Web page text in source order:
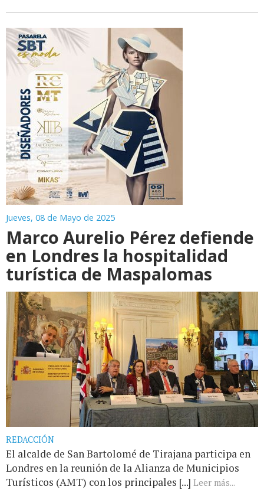
Jueves, 08 de Mayo de 2025
Marco Aurelio Pérez defiende
en Londres la hospitalidad
turística de Maspalomas
REDACCIÓN
El alcalde de San Bartolomé de Tirajana participa en
Londres en la reunión de la Alianza de Municipios
Turísticos (AMT) con los principales [...] Leer más...